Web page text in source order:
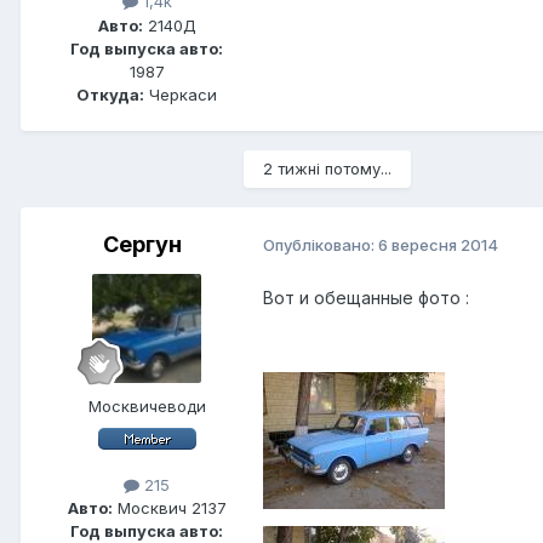
Авто: 2140Д
Год выпуска авто:
1987
Откуда: Черкаси
2 тижні потому...
Сергун
Москвичеводи
215
Авто: Москвич 2137
Год выпуска авто:
Опубліковано: 6 вересня 2014
Вот и обещанные фото :